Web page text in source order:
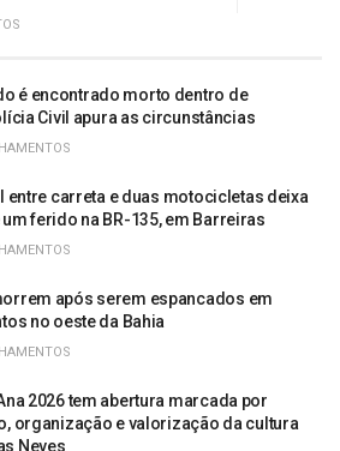
é encontrado morto dentro de
Civil apura as circunstâncias
entre carreta e duas motocicletas deixa
ferido na BR-135, em Barreiras
após serem espancados em
no oeste da Bahia
2026 tem abertura marcada por
organização e valorização da cultura
Neves